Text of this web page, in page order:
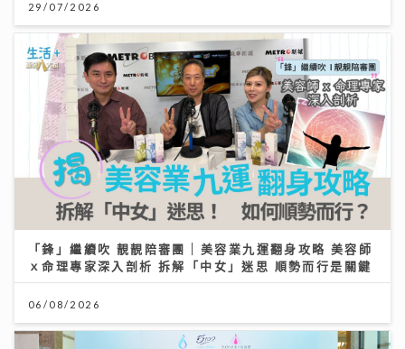
29/07/2026
「鋒」繼續吹 靚靚陪審團 | 美容業九運翻身攻略 美容師
ｘ命理專家深入剖析 拆解「中女」迷思 順勢而行是關鍵
06/08/2026